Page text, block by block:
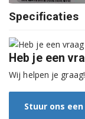
Specificaties
Heb je een
Wij helpen je graag!
Stuur ons